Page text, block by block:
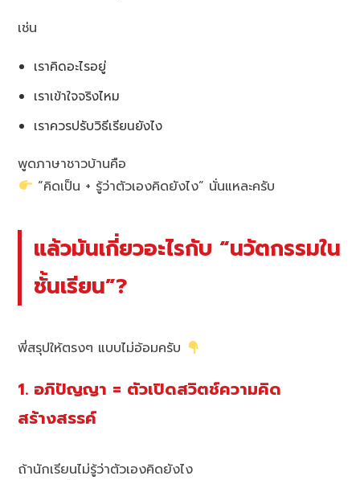
เช่น
เราคิดอะไรอยู่
เราเข้าใจจริงไหม
เราควรปรับวิธีเรียนยังไง
พูดภาษาชาวบ้านคือ
“คิดเป็น + รู้ว่าตัวเองคิดยังไง” นั่นแหละครับ
แล้วมันเกี่ยวอะไรกับ “นวัตกรรมใน
ชั้นเรียน”?
พี่สรุปให้ตรงๆ แบบไม่อ้อมครับ
1. อภิปัญญา = ตัวเปิดสวิตช์ความคิด
สร้างสรรค์
ถ้านักเรียนไม่รู้ว่าตัวเองคิดยังไง